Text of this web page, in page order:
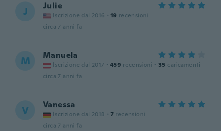
J Julie
Iscrizione dal 2016 · 19 recensioni
circa 7 anni fa
M Manuela
Iscrizione dal 2017 · 459 recensioni · 35 caricamenti
circa 7 anni fa
V Vanessa
Iscrizione dal 2018 · 7 recensioni
circa 7 anni fa